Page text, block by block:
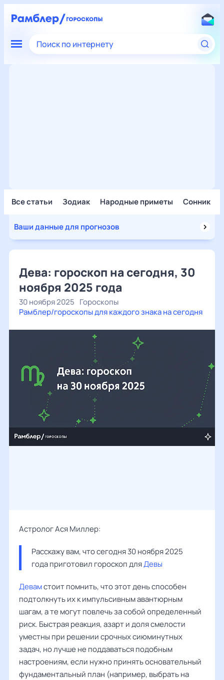
Поиск по интернету
Все статьи Зодиак Народные приметы Сонник
Ваши данные для прогнозов
Дева: гороскоп на сегодня, 30
ноября 2025 года
30 ноября 2025 Гороскопы
Рамблер/гороскопы для каждого знака на сегодня
Астролог Ася Миллер:
Расскажу вам, что сегодня 30 ноября 2025
года приготовил гороскоп для Девы
Девамстоит помнить, что этот день способен
подтолкнуть их к импульсивным авантюрным
шагам, а те могут повлечь за собой определенный
риск. Быстрая реакция, азарт и доля смелости
уместны при решении срочных сиюминутных
задач, но лучше не поддаваться подобным
настроениям, если нужно принять основательный
фундаментальный план (например, выбрать на